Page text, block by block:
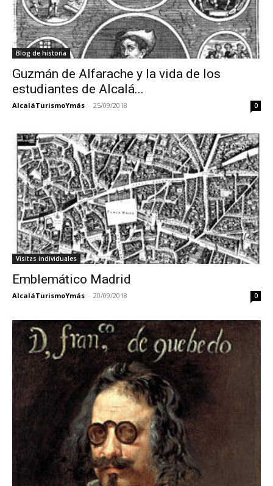
Blog de historia
Guzmán de Alfarache y la vida de los
estudiantes de Alcalá...
AlcaláTurismoYmás - 25/09/2018 0
Visitas individuales
Emblemático Madrid
AlcaláTurismoYmás - 20/09/2018 0